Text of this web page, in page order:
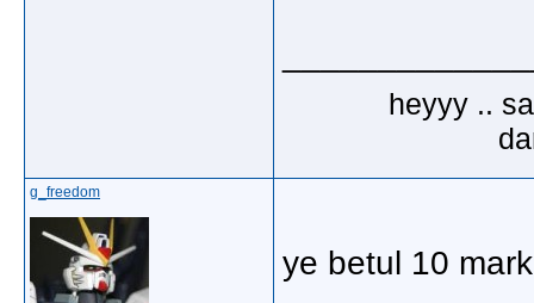
heyyy ..
g_freedom
ye betul 10